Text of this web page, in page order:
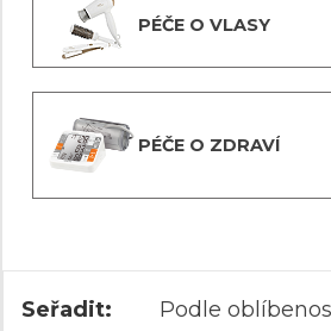
PÉČE O VLASY
PÉČE O ZDRAVÍ
Seřadit: Podle